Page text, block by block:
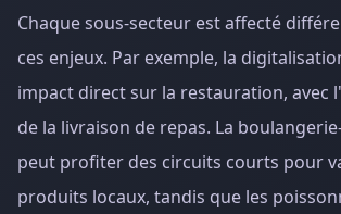
Chaque sous-secteur est affecté
ces enjeux. Par exemple, la
impact direct sur la restauration, avec
de la livraison de repas. La
peut profiter des circuits courts pour
produits locaux, tandis que les